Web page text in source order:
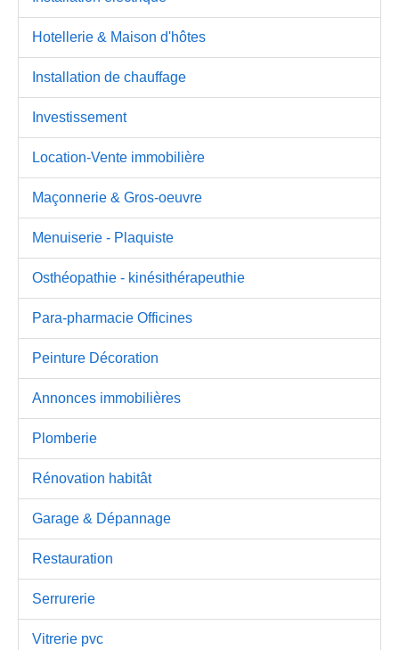
Hotellerie & Maison d'hôtes
Installation de chauffage
Investissement
Location-Vente immobilière
Maçonnerie & Gros-oeuvre
Menuiserie - Plaquiste
Osthéopathie - kinésithérapeuthie
Para-pharmacie Officines
Peinture Décoration
Annonces immobilières
Plomberie
Rénovation habitât
Garage & Dépannage
Restauration
Serrurerie
Vitrerie pvc